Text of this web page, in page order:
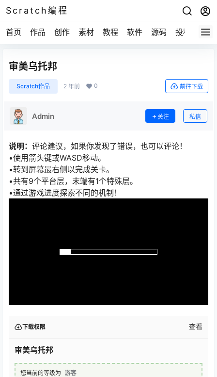
Scratch编程
首页 作品 创作 素材 教程 软件 源码 投稿 关于
审美乌托邦
Scratch作品 2 年前 0 前往下载
Admin 关注 私信
说明： 评论建议，如果你发现了错误，也可以评论！
•使用箭头键或WASD移动。
•转到屏幕最右侧以完成关卡。
•共有9个平台层，末端有1个特殊层。
•通过游戏进度探索不同的机制！
下载权限 查看
审美乌托邦
您当前的等级为 游客